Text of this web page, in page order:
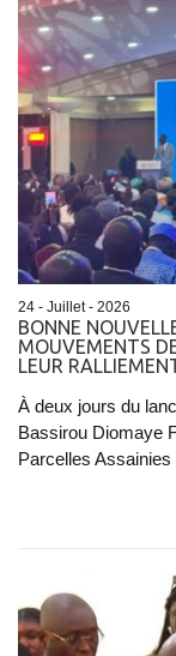
24 - Juillet - 2026
BONNE
MOUVEMENTS
LEUR
À deux jours du
Bassirou Diomaye
Parcelles